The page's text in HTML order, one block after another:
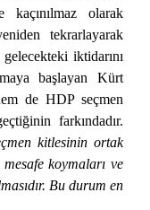
olarak
tekrarlayarak
iktidarını
başlayan Kürt
de HDP seçmen
farkındadır.
kitlesinin ortak
koymaları ve
Bu durum en